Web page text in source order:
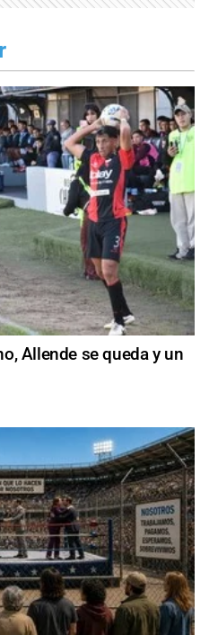
Allende se queda y un